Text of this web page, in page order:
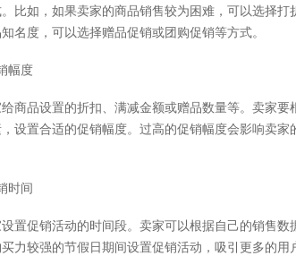
比如，如果卖家的商品销售较为困难，可以选择
名度，可以选择赠品促销或团购促销等方式。
幅度
商品设置的折扣、满减金额或赠品数量等。卖家
设置合适的促销幅度。过高的促销幅度会影响卖
时间
置促销活动的时间段。卖家可以根据自己的销售
力较强的节假日期间设置促销活动，吸引更多的用